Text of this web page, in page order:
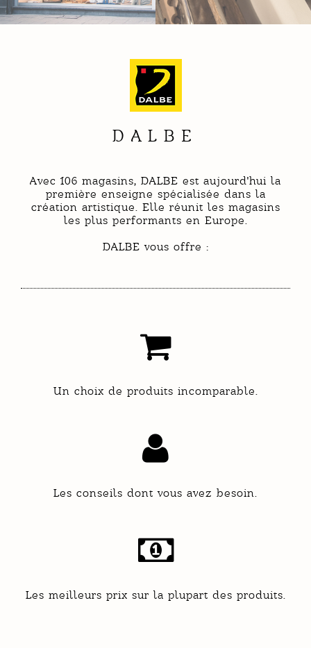
DALBE
Avec 106 magasins, DALBE est aujourd'hui la
première enseigne spécialisée dans la
création artistique. Elle réunit les magasins
les plus performants en Europe.
DALBE vous offre :
Un choix de produits incomparable.
Les conseils dont vous avez besoin.
Les meilleurs prix sur la plupart des produits.